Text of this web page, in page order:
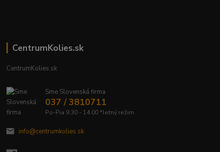
CentrumKolies.sk
CentrumKolies.sk
Sme Slovenská firma
037 / 3810711
Po-Pia 9.30 - 14.00 *letný režim
info@centrumkolies.sk